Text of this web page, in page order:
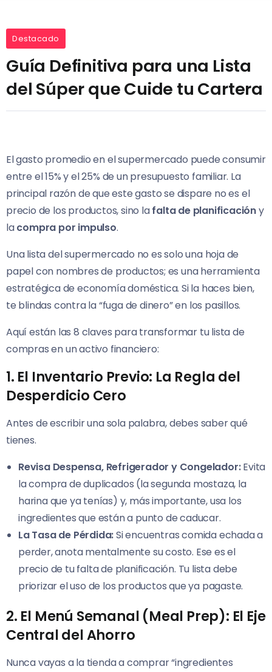
Destacado
Guía Definitiva para una Lista
del Súper que Cuide tu Cartera
El gasto promedio en el supermercado puede consumir
entre el 15% y el 25% de un presupuesto familiar. La
principal razón de que este gasto se dispare no es el
precio de los productos, sino lafalta de planificacióny
lacompra por impulso.
Una lista del supermercado no es solo una hoja de
papel con nombres de productos; es una herramienta
estratégica de economía doméstica. Si la haces bien,
te blindas contra la “fuga de dinero” en los pasillos.
Aquí están las 8 claves para transformar tu lista de
compras en un activo financiero:
1. El Inventario Previo: La Regla del
Desperdicio Cero
Antes de escribir una sola palabra, debes saber qué
tienes.
Revisa Despensa, Refrigerador y Congelador:Evita
la compra de duplicados (la segunda mostaza, la
harina que ya tenías) y, más importante, usa los
ingredientes que están a punto de caducar.
La Tasa de Pérdida:Si encuentras comida echada a
perder, anota mentalmente su costo. Ese es el
precio de tu falta de planificación. Tu lista debe
priorizar el uso de los productos que ya pagaste.
2. El Menú Semanal (Meal Prep): El Eje
Central del Ahorro
Nunca vayas a la tienda a comprar “ingredientes